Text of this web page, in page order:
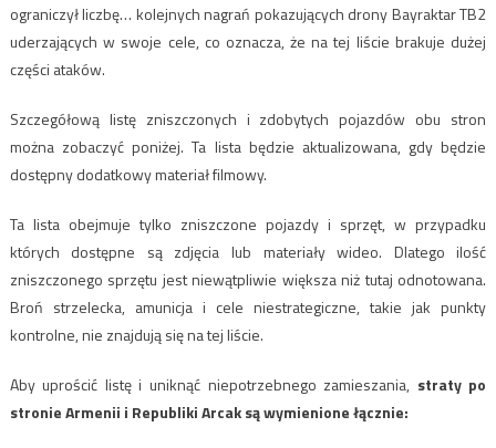
ograniczył liczbę… kolejnych nagrań pokazujących drony Bayraktar TB2
uderzających w swoje cele, co oznacza, że ​​na tej liście brakuje dużej
części ataków.
Szczegółową listę zniszczonych i zdobytych pojazdów obu stron
można zobaczyć poniżej. Ta lista będzie aktualizowana, gdy będzie
dostępny dodatkowy materiał filmowy.
Ta lista obejmuje tylko zniszczone pojazdy i sprzęt, w przypadku
których dostępne są zdjęcia lub materiały wideo. Dlatego ilość
zniszczonego sprzętu jest niewątpliwie większa niż tutaj odnotowana.
Broń strzelecka, amunicja i cele niestrategiczne, takie jak punkty
kontrolne, nie znajdują się na tej liście.
Aby uprościć listę i uniknąć niepotrzebnego zamieszania, straty po
stronie Armenii i Republiki Arcak są wymienione łącznie: